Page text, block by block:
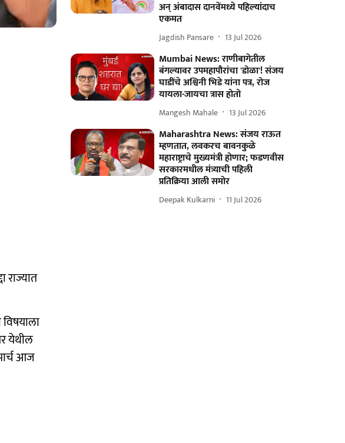
राज्यात
येथील
आज
अन् अंबादास दानवेंमध्ये पहिल्यांदाच
एकमत
Jagdish Pansare 13 Jul 2026
Mumbai News: राणीबागेतील
बंगल्यावर उपमहापौरांचा 'डोळा'! संजय
घाडींचे अश्विनी भिडे यांना पत्र, रोज
यायला-जायचा त्रास होतो
Mangesh Mahale 13 Jul 2026
Maharashtra News: संजय राऊत
म्हणतात, लवकरच बावनकुळे
महाराष्ट्राचे मुख्यमंत्री होणार; फडणवीस
सरकारमधील मंत्र्याची पहिली
प्रतिक्रिया आली समोर
Deepak Kulkarni 11 Jul 2026